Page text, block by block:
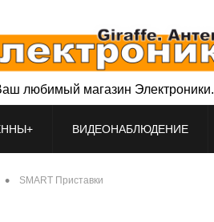
любимый магазин Электроники.
ВИДЕОНАБЛЮДЕНИЕ
• SMART Приставки